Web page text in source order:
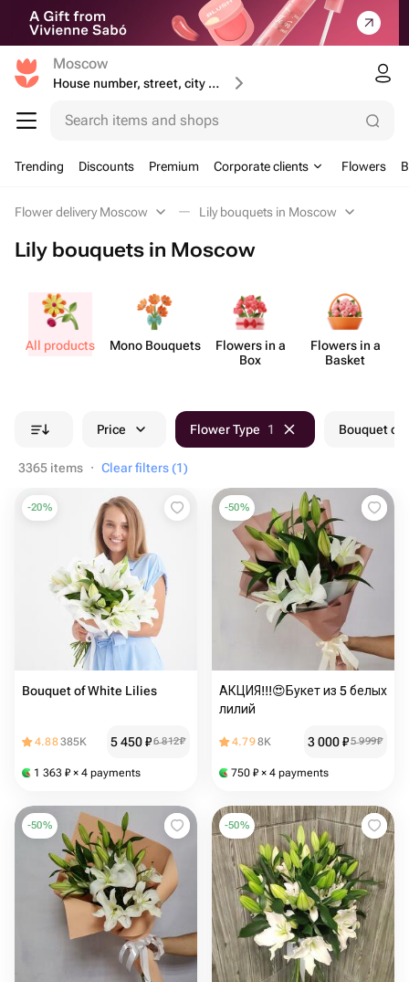
Moscow
House number, street, city or postcode
Search items and shops
Trending Discounts Premium Corporate clients Flowers
Flower delivery Moscow Lily bouquets in Moscow
Lily bouquets in Moscow
All products Mono Bouquets
Flowers in a
Box
Flowers in a
Basket
Price Flower Type 1 Bouquet
3365 items · Clear filters (1)
-20%
Bouquet of White Lilies
4.88385K 5 450₽6 812₽
1 363 ₽ × 4 payments
-50%
АКЦИЯ!!!😍Букет из 5 белых
лилий
4.798K 3 000₽5 999₽
750 ₽ × 4 payments
-50% -50%